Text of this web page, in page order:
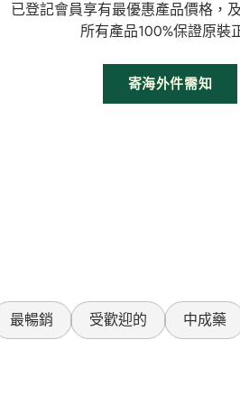
已登記會員享有最優惠產品價格，
所有產品100%保證原裝
寄海外件需知
最暢銷 受歡迎的 中成藥